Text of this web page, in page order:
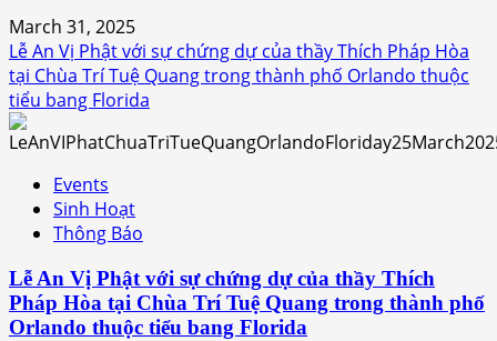
March 31, 2025
Lễ An Vị Phật với sự chứng dự của thầy Thích Pháp Hòa
tại Chùa Trí Tuệ Quang trong thành phố Orlando thuộc
tiểu bang Florida
Events
Sinh Hoạt
Thông Báo
Lễ An Vị Phật với sự chứng dự của thầy Thích
Pháp Hòa tại Chùa Trí Tuệ Quang trong thành phố
Orlando thuộc tiểu bang Florida